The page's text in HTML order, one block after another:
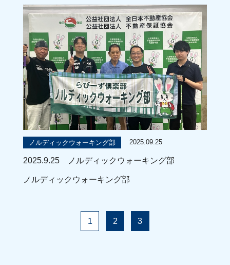
ノルディックウォーキング部 2025.09.25
2025.9.25 ノルディックウォーキング部
ノルディックウォーキング部
1 2 3